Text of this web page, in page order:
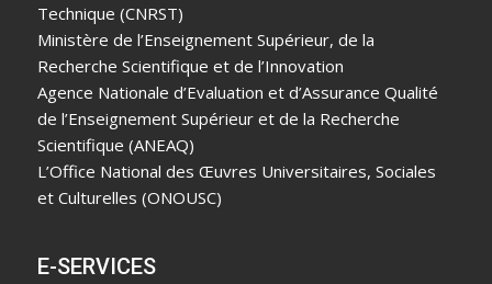
Technique (CNRST)
Ministère de l’Enseignement Supérieur, de la
Recherche Scientifique et de l’Innovation
Agence Nationale d’Evaluation et d’Assurance Qualité
de l’Enseignement Supérieur et de la Recherche
Scientifique (ANEAQ)
L’Office National des Œuvres Universitaires, Sociales
et Culturelles (ONOUSC)
E-SERVICES